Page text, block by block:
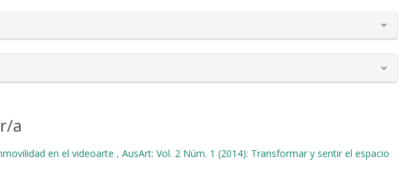
a
en el videoarte , AusArt: Vol. 2 Núm. 1 (2014): Transformar y sentir el espacio